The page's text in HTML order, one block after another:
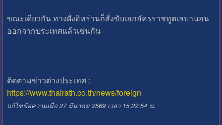
ขณะเดียวกัน ทางฝั่งอิหร่านก็สั่งขับเอกอัครราชทูตเลบานอน
ออกจากประเทศแล้วเช่นกัน
ติดตามข่าวต่างประเทศ :
https://www.thairath.co.th/news/foreign
แก้ไขข้อความเมื่อ 27 มีนาคม 2569 เวลา 15:22:54 น.